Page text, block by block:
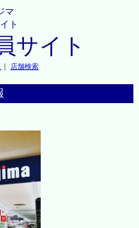
マ
ト
サイト
｜ 店舗検索